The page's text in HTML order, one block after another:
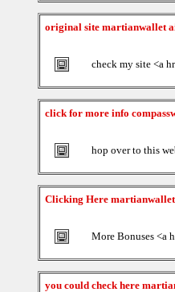
original site martianwallet
check my site <a
click for more info
hop over to this
Clicking Here
More Bonuses <a
you could check here